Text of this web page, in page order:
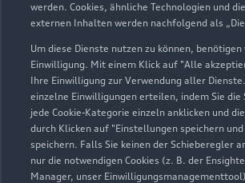
werden. Cookies, ähnliche Technologien und
externen Inhalten werden nachfolgend als
Um diese Dienste nutzen zu können, benötigen
Einwilligung. Mit einem Klick auf "Alle
Ihre Einwilligung zur Verwendung aller
einzelne Einwilligungen erteilen, indem Sie
jede Cookie-Kategorie einzeln anklicken und
durch Klicken auf "Einstellungen speichern
speichern. Falls Sie keinen der Schieberegler
nur die notwendigen Cookies (z. B. der
Manager, unser
Am Windmühlenberg
15320 Neuhardenberg
033476 5980
info@autohaus-minnich.de
Kontaktdaten herunterladen